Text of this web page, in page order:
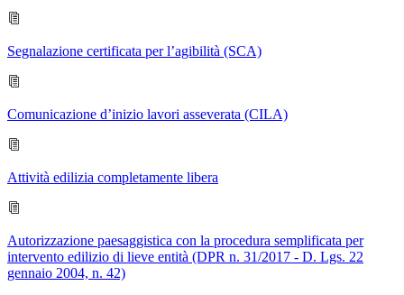
Segnalazione certificata per l’agibilità (SCA)
Comunicazione d’inizio lavori asseverata (CILA)
Attività edilizia completamente libera
Autorizzazione paesaggistica con la procedura semplificata per
intervento edilizio di lieve entità (DPR n. 31/2017 - D. Lgs. 22
gennaio 2004, n. 42)